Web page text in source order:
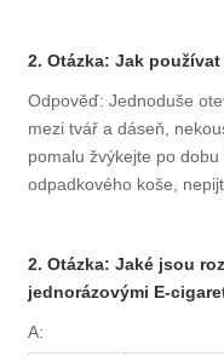
2. Otázka: Jak
Odpověď: Jednoduše
mezi tvář a dáseň,
pomalu žvýkejte po
odpadkového koše,
2. Otázka: Jaké jsou
jednorázovými E-
A: